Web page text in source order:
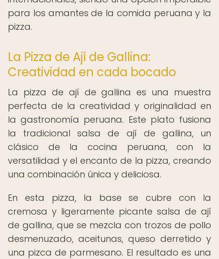
para los amantes de la comida peruana y la
pizza.
La Pizza de Ají de Gallina:
Creatividad en cada bocado
La pizza de ají de gallina es una muestra
perfecta de la creatividad y originalidad en
la gastronomía peruana. Este plato fusiona
la tradicional salsa de ají de gallina, un
clásico de la cocina peruana, con la
versatilidad y el encanto de la pizza, creando
una combinación única y deliciosa.
En esta pizza, la base se cubre con la
cremosa y ligeramente picante salsa de ají
de gallina, que se mezcla con trozos de pollo
desmenuzado, aceitunas, queso derretido y
una pizca de parmesano. El resultado es una